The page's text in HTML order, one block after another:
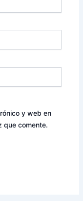
y web en
que comente.